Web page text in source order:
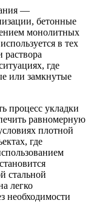
—
бетонные
монолитных
в тех
раствора
где
или замкнутые
процесс укладки
равномерную
плотной
где
стальной
легко
необходимости